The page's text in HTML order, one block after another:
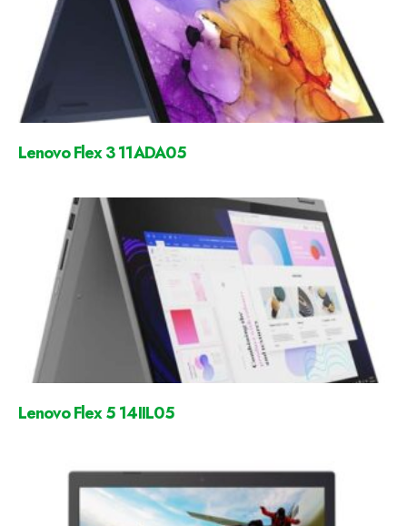
Lenovo Flex 3 11ADA05
Lenovo Flex 5 14IIL05